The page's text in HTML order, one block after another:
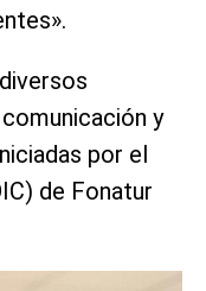
y
por el
de Fonatur